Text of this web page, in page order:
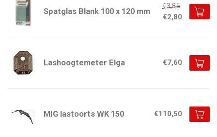
Spatglas Blank 100 x 120 mm
€3,85
€2,80
Lashoogtemeter Elga €7,60
MIG lastoorts WK 150 €110,50